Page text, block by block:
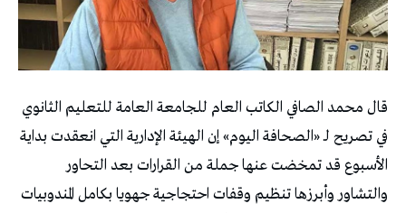
قال محمد الصافي الكاتب العام للجامعة العامة للتعليم الثانوي
في تصريح لـ «الصحافة اليوم» إن الهيئة الإدارية التي انعقدت بداية
الأسبوع قد تمخضت عنها جملة من القرارات بعد التحاور
والتشاور وأبرزها تنظيم وقفات احتجاجية جهويا بكامل المندوبيات